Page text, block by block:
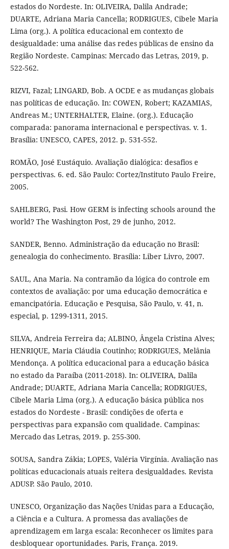
estados do Nordeste. In: OLIVEIRA, Dalila Andrade;
DUARTE, Adriana Maria Cancella; RODRIGUES, Cibele Maria
Lima (org.). A política educacional em contexto de
desigualdade: uma análise das redes públicas de ensino da
Região Nordeste. Campinas: Mercado das Letras, 2019, p.
522-562.
RIZVI, Fazal; LINGARD, Bob. A OCDE e as mudanças globais
nas políticas de educação. In: COWEN, Robert; KAZAMIAS,
Andreas M.; UNTERHALTER, Elaine. (org.). Educação
comparada: panorama internacional e perspectivas. v. 1.
Brasília: UNESCO, CAPES, 2012. p. 531-552.
ROMÃO, José Eustáquio. Avaliação dialógica: desafios e
perspectivas. 6. ed. São Paulo: Cortez/Instituto Paulo Freire,
2005.
SAHLBERG, Pasi. How GERM is infecting schools around the
world? The Washington Post, 29 de junho, 2012.
SANDER, Benno. Administração da educação no Brasil:
genealogia do conhecimento. Brasília: Liber Livro, 2007.
SAUL, Ana Maria. Na contramão da lógica do controle em
contextos de avaliação: por uma educação democrática e
emancipatória. Educação e Pesquisa, São Paulo, v. 41, n.
especial, p. 1299-1311, 2015.
SILVA, Andreia Ferreira da; ALBINO, Ângela Cristina Alves;
HENRIQUE, Maria Cláudia Coutinho; RODRIGUES, Melânia
Mendonça. A política educacional para a educação básica
no estado da Paraíba (2011-2018). In: OLIVEIRA, Dalila
Andrade; DUARTE, Adriana Maria Cancella; RODRIGUES,
Cibele Maria Lima (org.). A educação básica pública nos
estados do Nordeste - Brasil: condições de oferta e
perspectivas para expansão com qualidade. Campinas:
Mercado das Letras, 2019. p. 255-300.
SOUSA, Sandra Zákia; LOPES, Valéria Virgínia. Avaliação nas
políticas educacionais atuais reitera desigualdades. Revista
ADUSP. São Paulo, 2010.
UNESCO, Organização das Nações Unidas para a Educação,
a Ciência e a Cultura. A promessa das avaliações de
aprendizagem em larga escala: Reconhecer os limites para
desbloquear oportunidades. Paris, França. 2019.